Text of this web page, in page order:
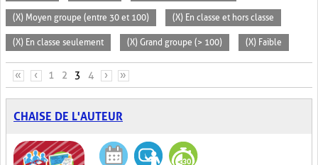
(X) Moyen groupe (entre 30 et 100) (X) En classe et hors classe
(X) En classe seulement (X) Grand groupe (> 100) (X) Faible
PAGES
« ‹ 1 2 3 4 › »
CHAISE DE L'AUTEUR